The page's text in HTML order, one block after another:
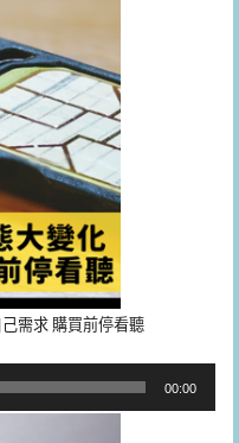
需求 購買前停看聽
00:00